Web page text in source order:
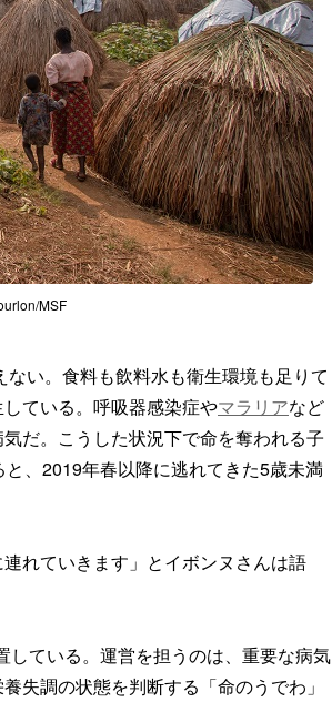
MSF
い。食料も飲料水も衛生環境も足りて
ている。呼吸器感染症やマラリアなど
だ。こうした状況下で命を奪われる子
、2019年春以降に逃れてきた5歳未満
れていきます」とイボンヌさんは語
ている。運営を担うのは、重要な病気
失調の状態を判断する「命のうでわ」